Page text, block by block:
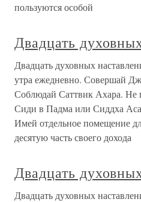
пользуются особой
Двадцать
Двадцать духовных
утра ежедневно. Совершай
Соблюдай Саттвик Ахара. Не
Сиди в Падма или Сиддха
Имей отдельное помещение
десятую часть своего дохода
Двадцать
Двадцать духовных